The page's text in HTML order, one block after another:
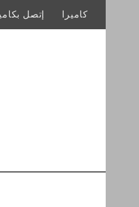
كاميرا إتصل